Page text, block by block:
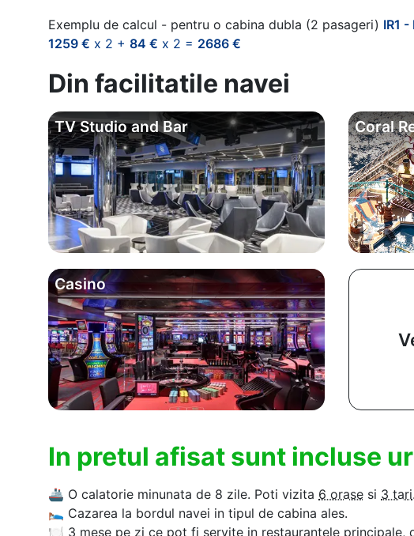
Exemplu de calcul - pentru o cabina dubla (2 pasageri) IR1
1259 € x 2 + 84 € x 2 = 2686 €
Din facilitatile navei
TV Studio and Bar Coral
Casino
In pretul afisat sunt incluse
🚢 O calatorie minunata de 8 zile. Poti vizita 6 orase si 3 tari.
🛌 Cazarea la bordul navei in tipul de cabina ales.
🍽 3 mese pe zi ce pot fi servite in restaurantele principale,